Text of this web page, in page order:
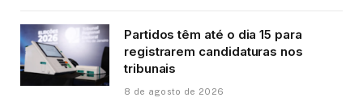
Partidos têm até o dia 15 para
registrarem candidaturas nos
tribunais
8 de agosto de 2026